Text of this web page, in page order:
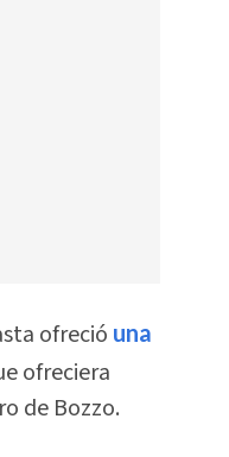
ofreció una
ofreciera
de Bozzo.